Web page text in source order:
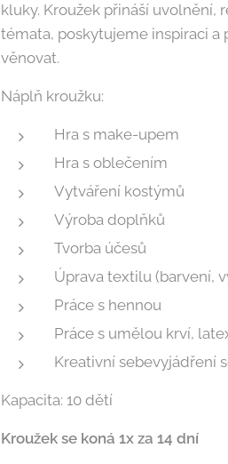
kluky. Kroužek přináší uvolnění,
témata, poskytujeme inspiraci a
věnovat.
Náplň kroužku:
Hra s make-upem
Hra s oblečením
Vytváření kostýmů
Výroba doplňků
Tvorba účesů
Úprava textilu (barvení,
Práce s hennou
Práce s umělou krví,
Kreativní sebevyjádření
Kapacita: 10 dětí
Kroužek se koná 1x za 14 dní